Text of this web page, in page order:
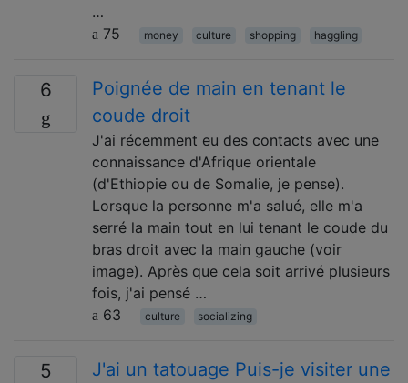
…
75
money culture shopping haggling
6
Poignée de main en tenant le
coude droit
J'ai récemment eu des contacts avec une
connaissance d'Afrique orientale
(d'Ethiopie ou de Somalie, je pense).
Lorsque la personne m'a salué, elle m'a
serré la main tout en lui tenant le coude du
bras droit avec la main gauche (voir
image). Après que cela soit arrivé plusieurs
fois, j'ai pensé …
63
culture socializing
5
J'ai un tatouage Puis-je visiter une